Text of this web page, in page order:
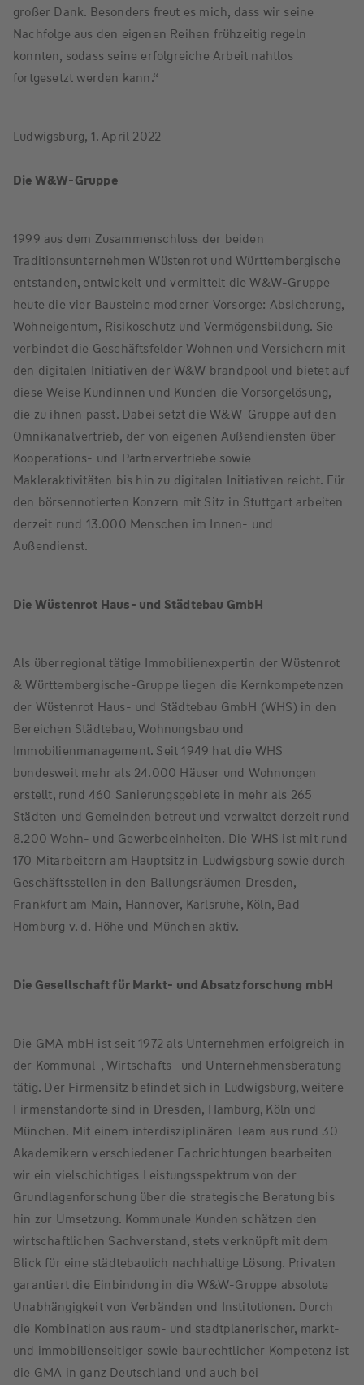
großer Dank. Besonders freut es mich, dass wir seine
Nachfolge aus den eigenen Reihen frühzeitig regeln
konnten, sodass seine erfolgreiche Arbeit nahtlos
fortgesetzt werden kann.“
Ludwigsburg, 1. April 2022
Die W&W-Gruppe
1999 aus dem Zusammenschluss der beiden
Traditionsunternehmen Wüstenrot und Württembergische
entstanden, entwickelt und vermittelt die W&W-Gruppe
heute die vier Bausteine moderner Vorsorge: Absicherung,
Wohneigentum, Risikoschutz und Vermögensbildung. Sie
verbindet die Geschäftsfelder Wohnen und Versichern mit
den digitalen Initiativen der W&W brandpool und bietet auf
diese Weise Kundinnen und Kunden die Vorsorgelösung,
die zu ihnen passt. Dabei setzt die W&W-Gruppe auf den
Omnikanalvertrieb, der von eigenen Außendiensten über
Kooperations- und Partnervertriebe sowie
Makleraktivitäten bis hin zu digitalen Initiativen reicht. Für
den börsennotierten Konzern mit Sitz in Stuttgart arbeiten
derzeit rund 13.000 Menschen im Innen- und
Außendienst.
Die Wüstenrot Haus- und Städtebau GmbH
Als überregional tätige Immobilienexpertin der Wüstenrot
& Württembergische-Gruppe liegen die Kernkompetenzen
der Wüstenrot Haus- und Städtebau GmbH (WHS) in den
Bereichen Städtebau, Wohnungsbau und
Immobilienmanagement. Seit 1949 hat die WHS
bundesweit mehr als 24.000 Häuser und Wohnungen
erstellt, rund 460 Sanierungsgebiete in mehr als 265
Städten und Gemeinden betreut und verwaltet derzeit rund
8.200 Wohn- und Gewerbeeinheiten. Die WHS ist mit rund
170 Mitarbeitern am Hauptsitz in Ludwigsburg sowie durch
Geschäftsstellen in den Ballungsräumen Dresden,
Frankfurt am Main, Hannover, Karlsruhe, Köln, Bad
Homburg v. d. Höhe und München aktiv.
Die Gesellschaft für Markt- und Absatzforschung mbH
Die GMA mbH ist seit 1972 als Unternehmen erfolgreich in
der Kommunal-, Wirtschafts- und Unternehmensberatung
tätig. Der Firmensitz befindet sich in Ludwigsburg, weitere
Firmenstandorte sind in Dresden, Hamburg, Köln und
München. Mit einem interdisziplinären Team aus rund 30
Akademikern verschiedener Fachrichtungen bearbeiten
wir ein vielschichtiges Leistungsspektrum von der
Grundlagenforschung über die strategische Beratung bis
hin zur Umsetzung. Kommunale Kunden schätzen den
wirtschaftlichen Sachverstand, stets verknüpft mit dem
Blick für eine städtebaulich nachhaltige Lösung. Privaten
garantiert die Einbindung in die W&W-Gruppe absolute
Unabhängigkeit von Verbänden und Institutionen. Durch
die Kombination aus raum- und stadtplanerischer, markt-
und immobilienseitiger sowie baurechtlicher Kompetenz ist
die GMA in ganz Deutschland und auch bei